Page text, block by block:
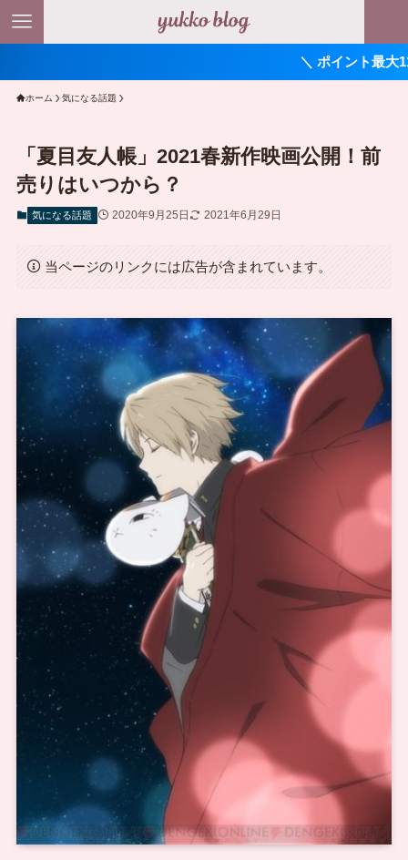
＼ ポイント最大11倍！ ／
ホーム 気になる話題
「夏目友人帳」2021春新作映画公開！前
売りはいつから？
気になる話題 2020年9月25日 2021年6月29日
当ページのリンクには広告が含まれています。